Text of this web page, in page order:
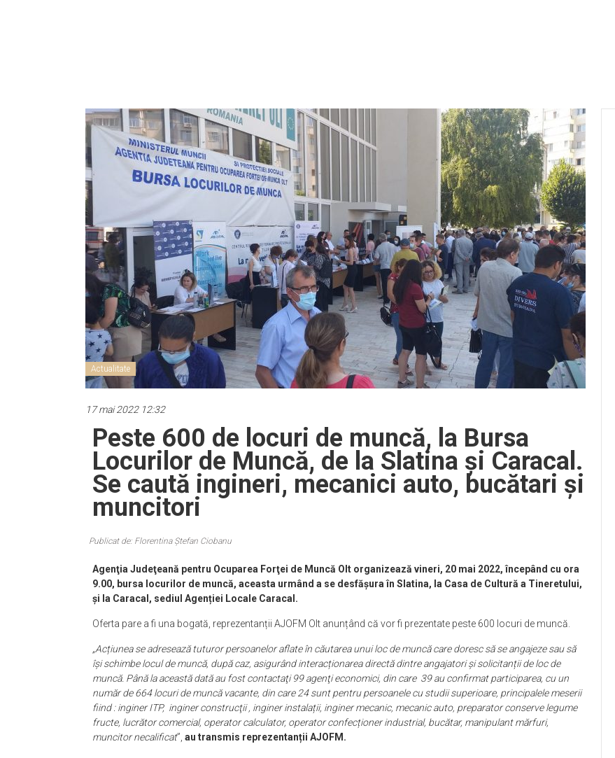
Actualitate
17 mai 2022 12:32
Peste 600 de locuri de muncă, la Bursa
Locurilor de Muncă, de la Slatina și Caracal.
Se caută ingineri, mecanici auto, bucătari și
muncitori
Publicat de: Florentina Ștefan Ciobanu
Agenţia Judeţeană pentru Ocuparea Forţei de Muncă Olt organizează vineri, 20 mai 2022, începând cu ora
9.00, bursa locurilor de muncă, aceasta urmând a se desfășura în Slatina, la Casa de Cultură a Tineretului,
și la Caracal, sediul Agenției Locale Caracal.
Oferta pare a fi una bogată, reprezentanții AJOFM Olt anunțând că vor fi prezentate peste 600 locuri de muncă.
„Acțiunea se adresează tuturor persoanelor aflate în căutarea unui loc de muncă care doresc să se angajeze sau să
își schimbe locul de muncă, după caz, asigurând interacționarea directă dintre angajatori și solicitanții de loc de
muncă. Până la această dată au fost contactaţi 99 agenţi economici, din care 39 au confirmat participarea, cu un
număr de 664 locuri de muncă vacante, din care 24 sunt pentru persoanele cu studii superioare, principalele meserii
fiind : inginer ITP, inginer construcţii , inginer instalații, inginer mecanic, mecanic auto, preparator conserve legume
fructe, lucrător comercial, operator calculator, operator confecționer industrial, bucătar, manipulant mărfuri,
muncitor necalificat”, au transmis reprezentanții AJOFM.